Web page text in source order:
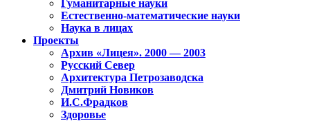
Гуманитарные науки
Естественно-математические науки
Наука в лицах
Проекты
Архив «Лицея». 2000 — 2003
Русский Север
Архитектура Петрозаводска
Дмитрий Новиков
И.С.Фрадков
Здоровье